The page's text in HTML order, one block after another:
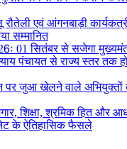
रौतेली एवं आंगनबाड़ी
सम्मानित
01 सितंबर से सजेगा
पंचायत से राज्य स्तर तक
पर जुआ खेलने वाले अभियुक्तों
शिक्षा, श्रमिक हित और
के ऐतिहासिक फैसले